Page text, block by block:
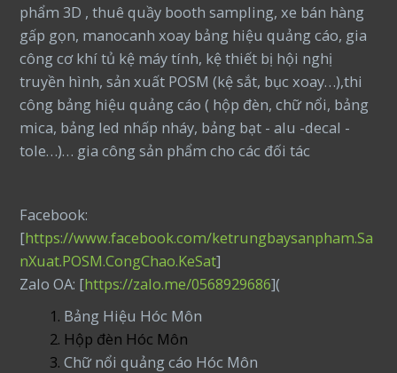
phẩm 3D , thuê quầy booth sampling, xe bán hàng
gấp gọn, manocanh xoay bảng hiệu quảng cáo, gia
công cơ khí tủ kệ máy tính, kệ thiết bị hội nghị
truyền hình, sản xuất POSM (kệ sắt, bục xoay…),thi
công bảng hiệu quảng cáo ( hộp đèn, chữ nổi, bảng
mica, bảng led nhấp nháy, bảng bạt - alu -decal -
tole…)… gia công sản phẩm cho các đối tác
Facebook:
[https://www.facebook.com/ketrungbaysanpham.Sa
nXuat.POSM.CongChao.KeSat]
Zalo OA: [https://zalo.me/0568929686](
Bảng Hiệu Hóc Môn
Hộp đèn Hóc Môn
Chữ nổi quảng cáo Hóc Môn